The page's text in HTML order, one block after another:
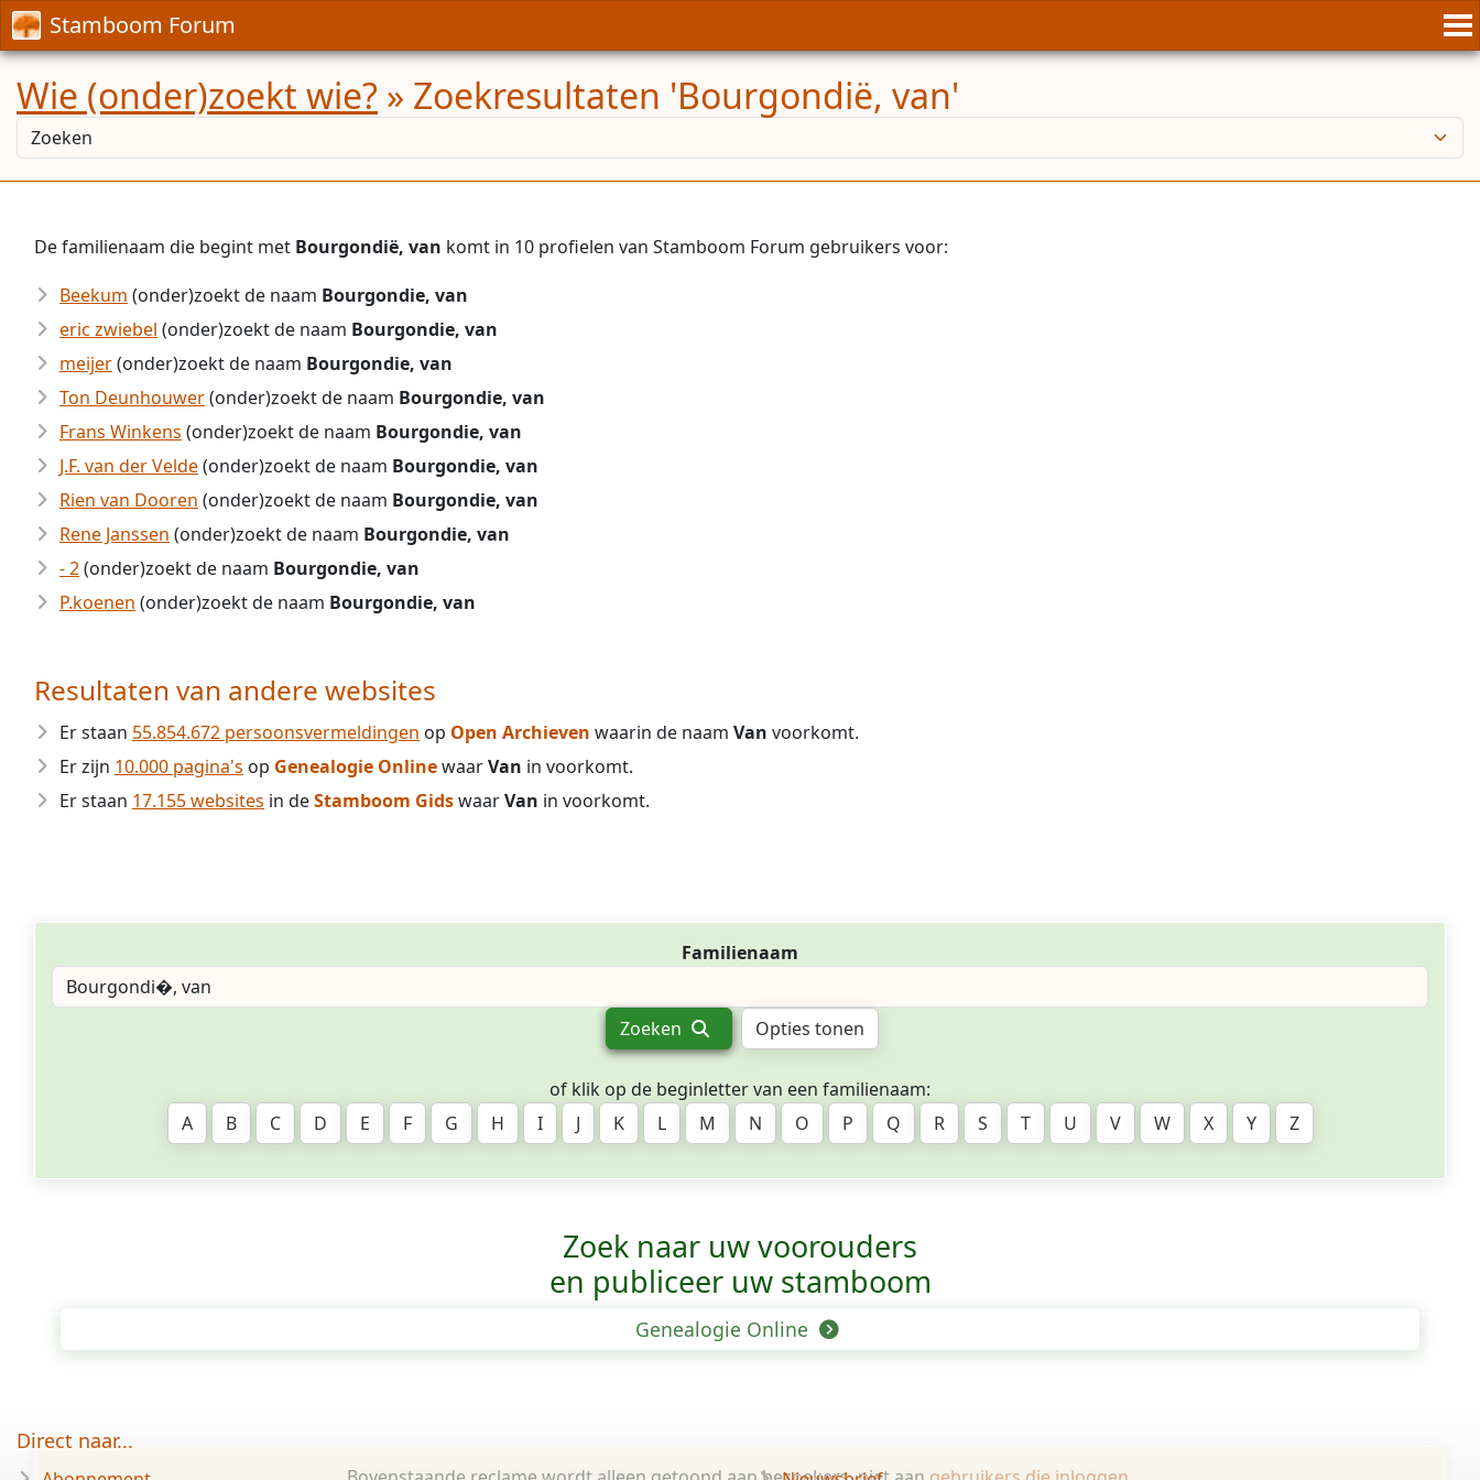
Stamboom Forum
Wie (onder)zoekt wie? » Zoekresultaten 'Bourgondië, van'
De familienaam die begint met Bourgondië, van komt in 10 profielen van Stamboom Forum gebruikers voor:
Beekum (onder)zoekt de naam Bourgondie, van
eric zwiebel (onder)zoekt de naam Bourgondie, van
meijer(onder)zoekt de naam Bourgondie, van
Ton Deunhouwer(onder)zoekt de naam Bourgondie, van
Frans Winkens (onder)zoekt de naam Bourgondie, van
J.F. van der Velde(onder)zoekt de naam Bourgondie, van
Rien van Dooren (onder)zoekt de naam Bourgondie, van
Rene Janssen (onder)zoekt de naam Bourgondie, van
- 2(onder)zoekt de naam Bourgondie, van
P.koenen (onder)zoekt de naam Bourgondie, van
Resultaten van andere websites
Er staan 55.854.672 persoonsvermeldingen op Open Archieven waarin de naam Van voorkomt.
Er zijn 10.000 pagina's op Genealogie OnlinewaarVan in voorkomt.
Er staan 17.155 websites in deStamboom GidswaarVan in voorkomt.
Familienaam
Zoeken Opties tonen
of klik op de beginletter van een familienaam:
A
B C D E F G H I J K L M N O P Q R S T U V W X Y Z
Zoek naar uw voorouders
en publiceer uw stamboom
Genealogie Online
Direct naar...